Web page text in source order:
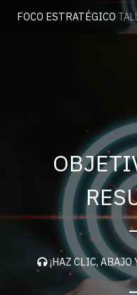
FOCO ESTRATÉGICO
¡HAZ CLIC, ABAJO